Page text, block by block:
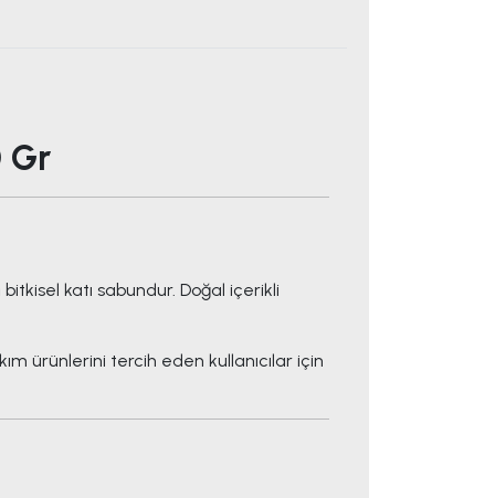
Gr
katı sabundur. Doğal içerikli
ürünlerini tercih eden kullanıcılar için